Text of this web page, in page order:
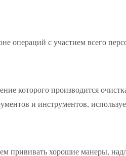
операций с участием всего
которого производится
и инструментов,
прививать хорошие манеры,